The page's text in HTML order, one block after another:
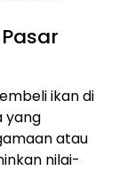
ikan di
yang
atau
nilai-